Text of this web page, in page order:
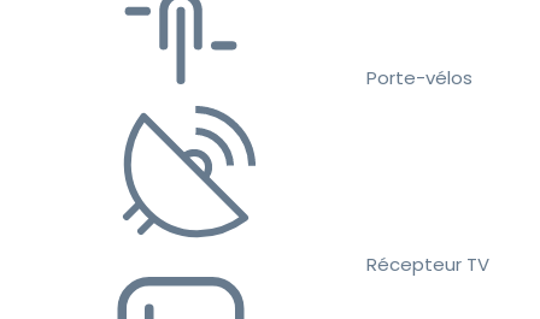
Porte-vélos
Récepteur TV